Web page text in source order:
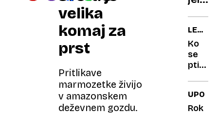
velika
komaj za
prst
Pritlikave
marmozetke živijo
v amazonskem
deževnem gozdu.
morje
v
na
Rabu
S
Ko
se
ptiči
letalo:
Kaj
Rok